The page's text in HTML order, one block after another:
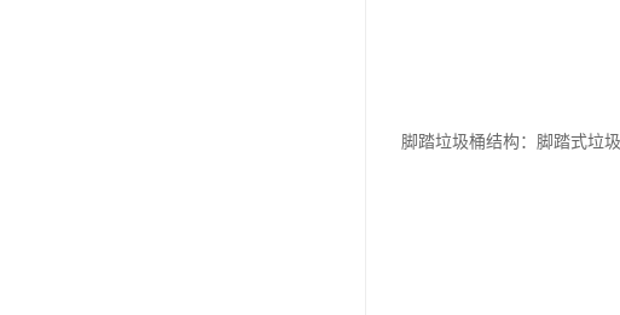
脚踏垃圾桶结构：脚踏式垃